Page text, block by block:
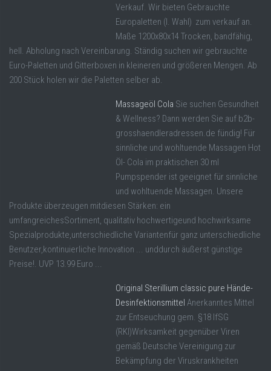
Verkauf. Wir bieten Gebrauchte
Europaletten (I. Wahl) zum verkauf an.
Maße 1200x80x14 Trocken, bandfähig,
hell. Abholung nach Vereinbarung. Ständig suchen wir gebrauchte
Euro-Paletten und Gitterboxen in kleineren und größeren Mengen. Ab
200 Stück holen wir die Paletten selber ab.
Massageöl Cola Sie suchen Gesundheit
& Wellness? Dann werden Sie auf b2b-
grosshaendleradressen.de fündig! Für
sinnliche und wohltuende Massagen Hot
Öl- Cola im praktischen 30 ml
Pumpspender ist geeignet für sinnliche
und wohltuende Massagen. Unsere
Produkte überzeugen mitdiesen Stärken: ein
umfangreichesSortiment, qualitativ hochwertigeund hochwirksame
Spezialprodukte,unterschiedliche Variantenfür ganz unterschiedliche
Benutzer,kontinuierliche Innovation ... unddurch äußerst günstige
Preise!. UVP 13.99 Euro ...
Original Sterillium classic pure Hände-
Desinfektionsmittel Anerkanntes Mittel
zur Entseuchung gem. §18 IfSG
(RKI)Wirksamkeit gegenüber Viren
gemäß Deutsche Vereinigung zur
Bekämpfung der Viruskrankheiten